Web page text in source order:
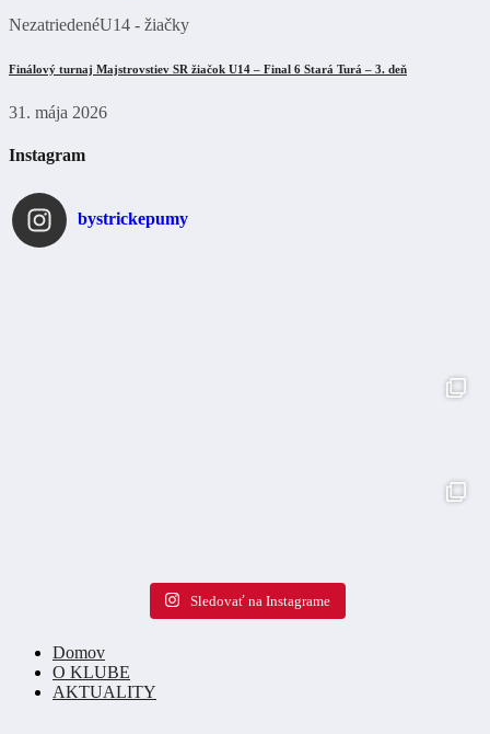
NezatriedenéU14 - žiačky
Finálový turnaj Majstrovstiev SR žiačok U14 – Final 6 Stará Turá – 3. deň
31. mája 2026
Instagram
bystrickepumy
Sledovať na Instagrame
Domov
O KLUBE
AKTUALITY